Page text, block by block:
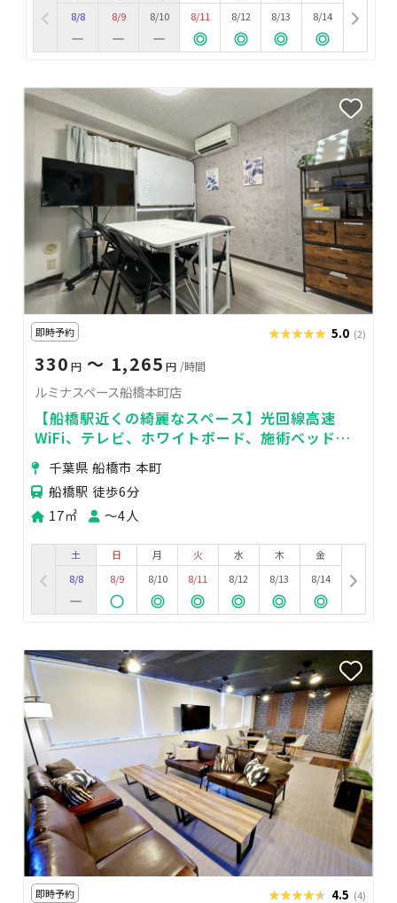
8/8
8/9
8/10
8/11
8/12
8/13
8/14
即時予約 ★★★★★
★★★★★ 5.0 (2)
330 円 〜 1,265 円 /時間
ルミナスペース船橋本町店
【船橋駅近くの綺麗なスペース】光回線高速
WiFi、テレビ、ホワイトボード、施術ベッド完
備☆会議/打合せ/オンライン/サロンに最適
千葉県 船橋市 本町
船橋駅 徒歩6分
17㎡
〜4人
土
8/8
日
8/9
月
8/10
火
8/11
水
8/12
木
8/13
金
8/14
即時予約 ★★★★★
★★★★★ 4.5 (4)